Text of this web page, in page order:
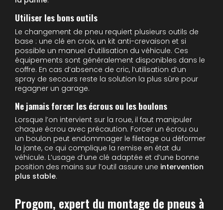
Utiliser les bons outils
Le changement de pneu requiert plusieurs outils de
base : une clé en croix, un kit anti-crevaison et si
possible un manuel d’utilisation du véhicule. Ces
équipements sont généralement disponibles dans le
coffre. En cas d’absence de cric, l’utilisation d’un
spray de secours reste la solution la plus sûre pour
regagner un garage.
Ne jamais forcer les écrous ou les boulons
Lorsque l’on intervient sur la roue, il faut manipuler
chaque écrou avec précaution. Forcer un écrou ou
un boulon peut endommager le filetage ou déformer
la jante, ce qui complique la remise en état du
véhicule. L’usage d’une clé adaptée et d’une bonne
position des mains sur l’outil assure une intervention
plus stable.
Progom, expert du montage de pneus à